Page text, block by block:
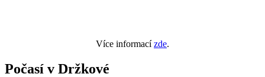
Více informacízde.
Počasí v Držkové